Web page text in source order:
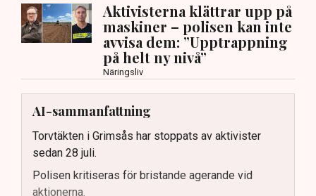
Aktivisterna klättrar upp på
maskiner – polisen kan inte
avvisa dem: ”Upptrappning
på helt ny nivå”
Näringsliv
AI-sammanfattning
Torvtäkten i Grimsås har stoppats av aktivister
sedan 28 juli.
Polisen kritiseras för bristande agerande vid
aktionerna.